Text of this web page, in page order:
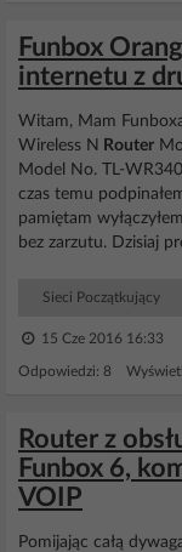
Funbox
internetu z
Witam, Mam
Wireless N
Router
Model No. TL-
czas temu
pamiętam
bez zarzutu. Dzisiaj
Sieci Początkujący
15 Cze 2016 16:33
Odpowiedzi: 8
Router z
Funbox 6,
VOIP
Pomijając całą